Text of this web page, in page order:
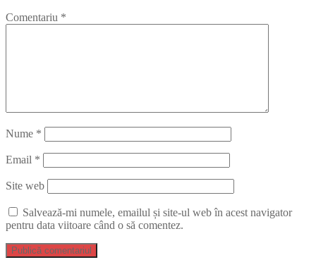
Comentariu *
Nume *
Email *
Site web
Salvează-mi numele, emailul și site-ul web în acest navigator
pentru data viitoare când o să comentez.